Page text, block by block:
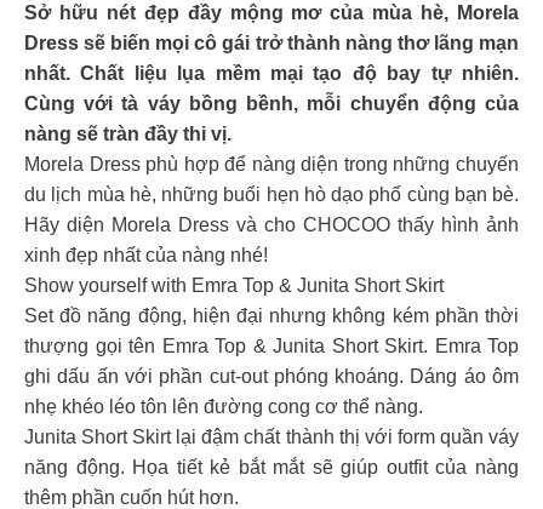
Sở hữu nét đẹp đầy mộng mơ của mùa hè, Morela
Dress sẽ biến mọi cô gái trở thành nàng thơ lãng mạn
nhất. Chất liệu lụa mềm mại tạo độ bay tự nhiên.
Cùng với tà váy bồng bềnh, mỗi chuyển động của
nàng sẽ tràn đầy thi vị.
Morela Dress phù hợp để nàng diện trong những chuyến
du lịch mùa hè, những buổi hẹn hò dạo phố cùng bạn bè.
Hãy diện Morela Dress và cho CHOCOO thấy hình ảnh
xinh đẹp nhất của nàng nhé!
Show yourself with Emra Top & Junita Short Skirt
Set đồ năng động, hiện đại nhưng không kém phần thời
thượng gọi tên Emra Top & Junita Short Skirt. Emra Top
ghi dấu ấn với phần cut-out phóng khoáng. Dáng áo ôm
nhẹ khéo léo tôn lên đường cong cơ thể nàng.
Junita Short Skirt lại đậm chất thành thị với form quần váy
năng động. Họa tiết kẻ bắt mắt sẽ giúp outfit của nàng
thêm phần cuốn hút hơn.